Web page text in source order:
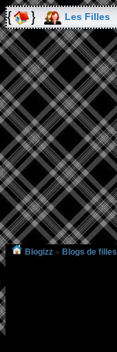
Les Filles
Blogizz » Blogs de filles